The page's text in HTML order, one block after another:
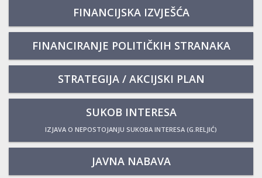
FINANCIJSKA IZVJEŠĆA
FINANCIRANJE POLITIČKIH STRANAKA
STRATEGIJA / AKCIJSKI PLAN
SUKOB INTERESA
IZJAVA O NEPOSTOJANJU SUKOBA INTERESA (G.RELJIĆ)
JAVNA NABAVA